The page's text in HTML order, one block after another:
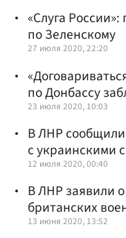
«Слуга
по Зеленскому
27 июля 2020, 22:20
по Донбассу
23 июля 2020, 10:03
В ЛНР
с украинскими
12 июля 2020, 00:40
В ЛНР заявили
британских
13 июня 2020, 13:52